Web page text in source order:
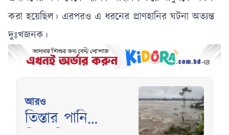
করা হয়েছিল। এরপরও এ ধরনের প্রাণহানির ঘটনা অত্যন্ত
দুঃখজনক।
আরও
তিস্তার পানি